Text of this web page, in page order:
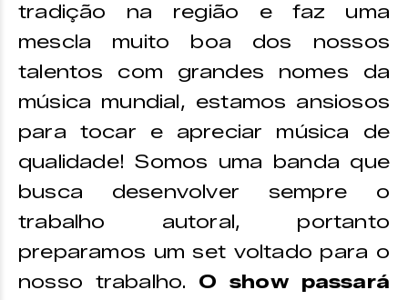
tradição na região e faz uma
mescla muito boa dos nossos
talentos com grandes nomes da
música mundial, estamos ansiosos
para tocar e apreciar música de
qualidade! Somos uma banda que
busca desenvolver sempre o
trabalho autoral, portanto
preparamos um set voltado para o
nosso trabalho. O show passará